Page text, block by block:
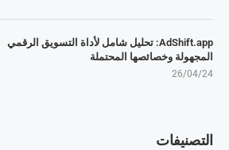
AdShift.app: تحليل شامل لأداة التسويق الرقمي
المجهولة وخصائصها المحتملة
26/04/24
التصنيفات